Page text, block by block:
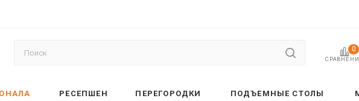
0
РЕСЕПШЕН ПЕРЕГОРОДКИ ПОДЪЕМНЫЕ СТОЛЫ